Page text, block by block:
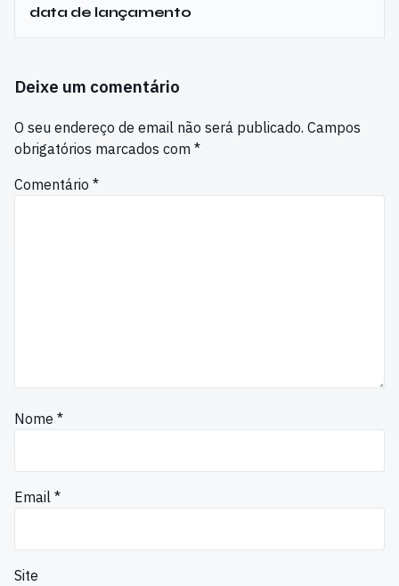
data de lançamento
Deixe um comentário
O seu endereço de email não será publicado. Campos
obrigatórios marcados com *
Comentário *
Nome *
Email *
Site